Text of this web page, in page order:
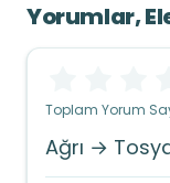
Yorumlar,
Toplam Yorum
Ağrı →